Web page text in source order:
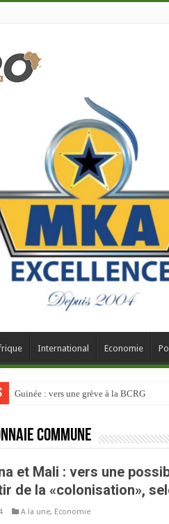
International Economie
Guinée : vers une grève à la BCRG
commune
et Mali : vers une
de la «colonisation»,
A la une, Economie